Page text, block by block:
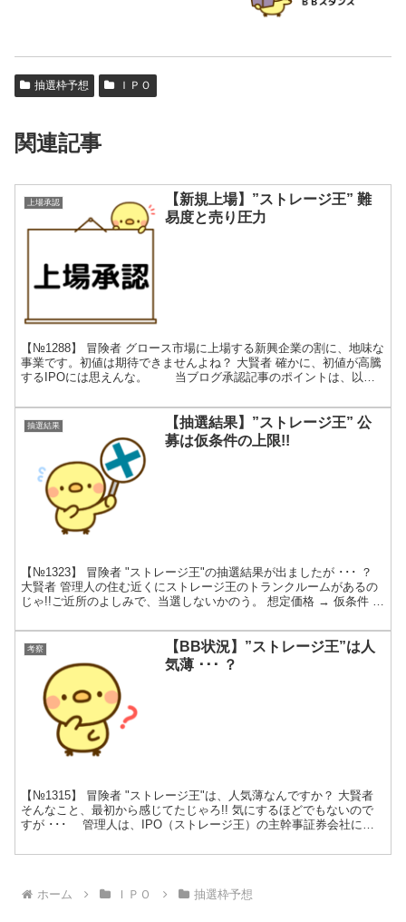
抽選枠予想 ＩＰＯ
関連記事
上場承認
【新規上場】”ストレージ王” 難
易度と売り圧力
【№1288】 冒険者 グロース市場に上場する新興企業の割に、地味な
事業です。初値は期待できませんよね？ 大賢者 確かに、初値が高騰
するIPOには思えんな。 当ブログ承認記事のポイントは、以下
抽選結果
【抽選結果】”ストレージ王” 公
募は仮条件の上限!!
【№1323】 冒険者 "ストレージ王"の抽選結果が出ましたが ･･･ ？
大賢者 管理人の住む近くにストレージ王のトランクルームがあるの
じゃ!!ご近所のよしみで、当選しないかのう。 想定価格 → 仮条件 →
考察
【BB状況】”ストレージ王”は人
気薄 ･･･ ？
【№1315】 冒険者 "ストレージ王"は、人気薄なんですか？ 大賢者
そんなこと、最初から感じてたじゃろ!! 気にするほどでもないので
すが ･･･ 管理人は、IPO（ストレージ王）の主幹事証券会社に、
ホーム ＩＰＯ 抽選枠予想